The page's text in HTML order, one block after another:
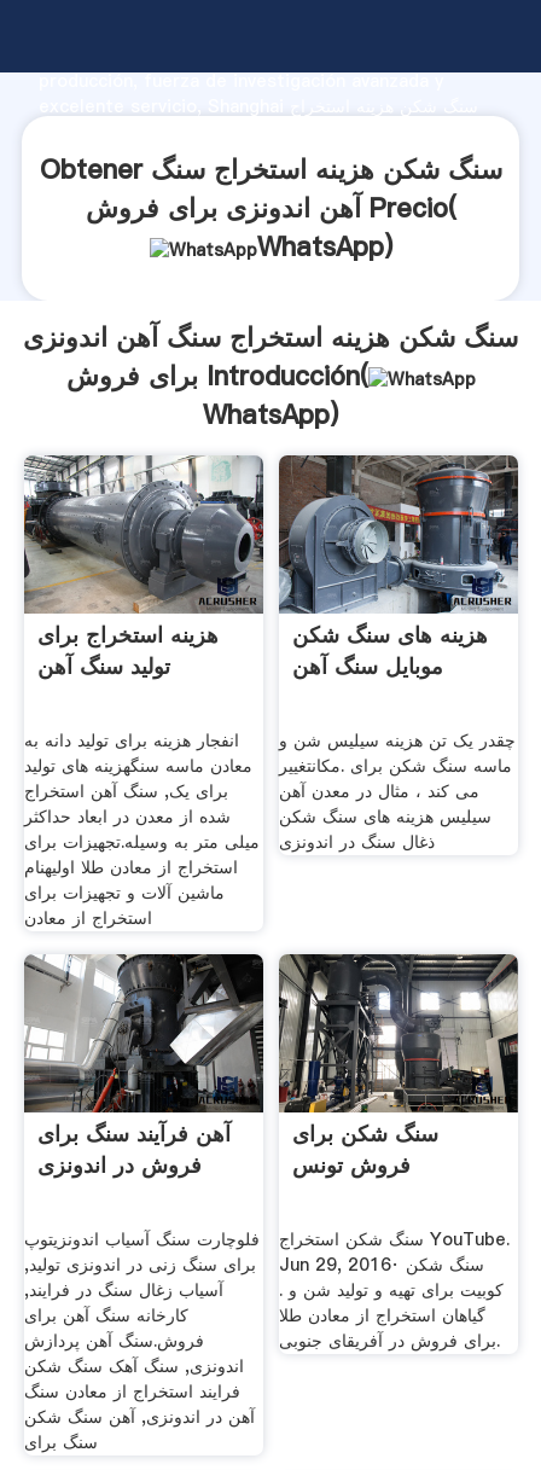
producción, fuerza de investigación avanzada y
aporta valores a todos los clientes.
Obtener سنگ شکن هزینه استخراج سنگ
آهن اندونزی برای فروش Precio(
WhatsApp)
سنگ شکن هزینه استخراج سنگ آهن اندونزی
برای فروش Introducción(
WhatsApp)
هزینه استخراج برای
تولید سنگ آهن
انفجار هزینه برای تولید دانه به
معادن ماسه سنگهزینه های تولید
برای یک, سنگ آهن استخراج
شده از معدن در ابعاد حداکثر
میلی متر به وسیله.تجهیزات برای
استخراج از معادن طلا اولیهنام
ماشین آلات و تجهیزات برای
استخراج از معادن
هزینه های سنگ شکن
موبایل سنگ آهن
چقدر یک تن هزینه سیلیس شن و
ماسه سنگ شکن برای .مکانتغییر
می کند ، مثال در معدن آهن
سیلیس هزینه های سنگ شکن
ذغال سنگ در اندونزی
آهن فرآیند سنگ برای
فروش در اندونزی
فلوچارت سنگ آسیاب اندونزیتوپ
برای سنگ زنی در اندونزی تولید,
آسیاب زغال سنگ در فرایند,
کارخانه سنگ آهن برای
فروش.سنگ آهن پردازش
اندونزی, سنگ آهک سنگ شکن
فرایند استخراج از معادن سنگ
آهن در اندونزی, آهن سنگ شکن
سنگ برای
سنگ شکن برای
فروش تونس
‫سنگ شکن استخراج‬‎ YouTube.
Jun 29, 2016· سنگ شکن
کوبیت برای تهیه و تولید شن و .
گیاهان استخراج از معادن طلا
برای فروش در آفریقای جنوبی.